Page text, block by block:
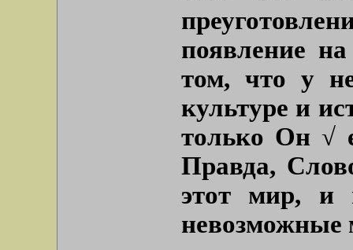
появление
том, что у
культуре и
только Он √
Правда,
этот мир, и